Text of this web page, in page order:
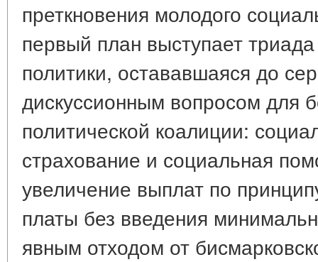
преткновения молодого
первый план выступает
политики, остававшаяся до
дискуссионным вопросом для
политической коалиции:
страхование и социальная
увеличение выплат по
платы без введения
явным отходом от